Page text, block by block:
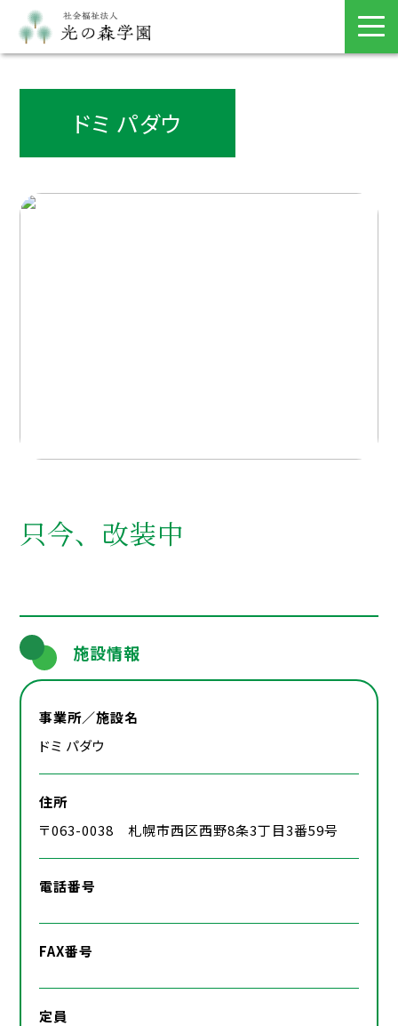
ドミ パダウ
只今、改装中
施設情報
事業所／施設名
ドミ パダウ
住所
〒063-0038 札幌市西区西野8条3丁目3番59号
電話番号
FAX番号
定員